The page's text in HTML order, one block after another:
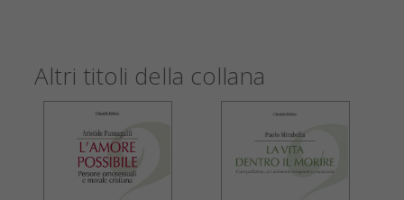
Altri titoli della collana